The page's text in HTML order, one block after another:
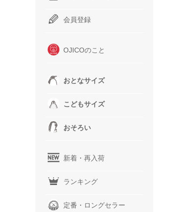
会員登録
OJICOのこと
おとなサイズ
こどもサイズ
おそろい
新着・再入荷
ランキング
定番・ロングセラー